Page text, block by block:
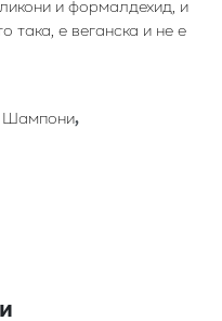
и формалдехид, и
така, е веганска и не е
Шампони,